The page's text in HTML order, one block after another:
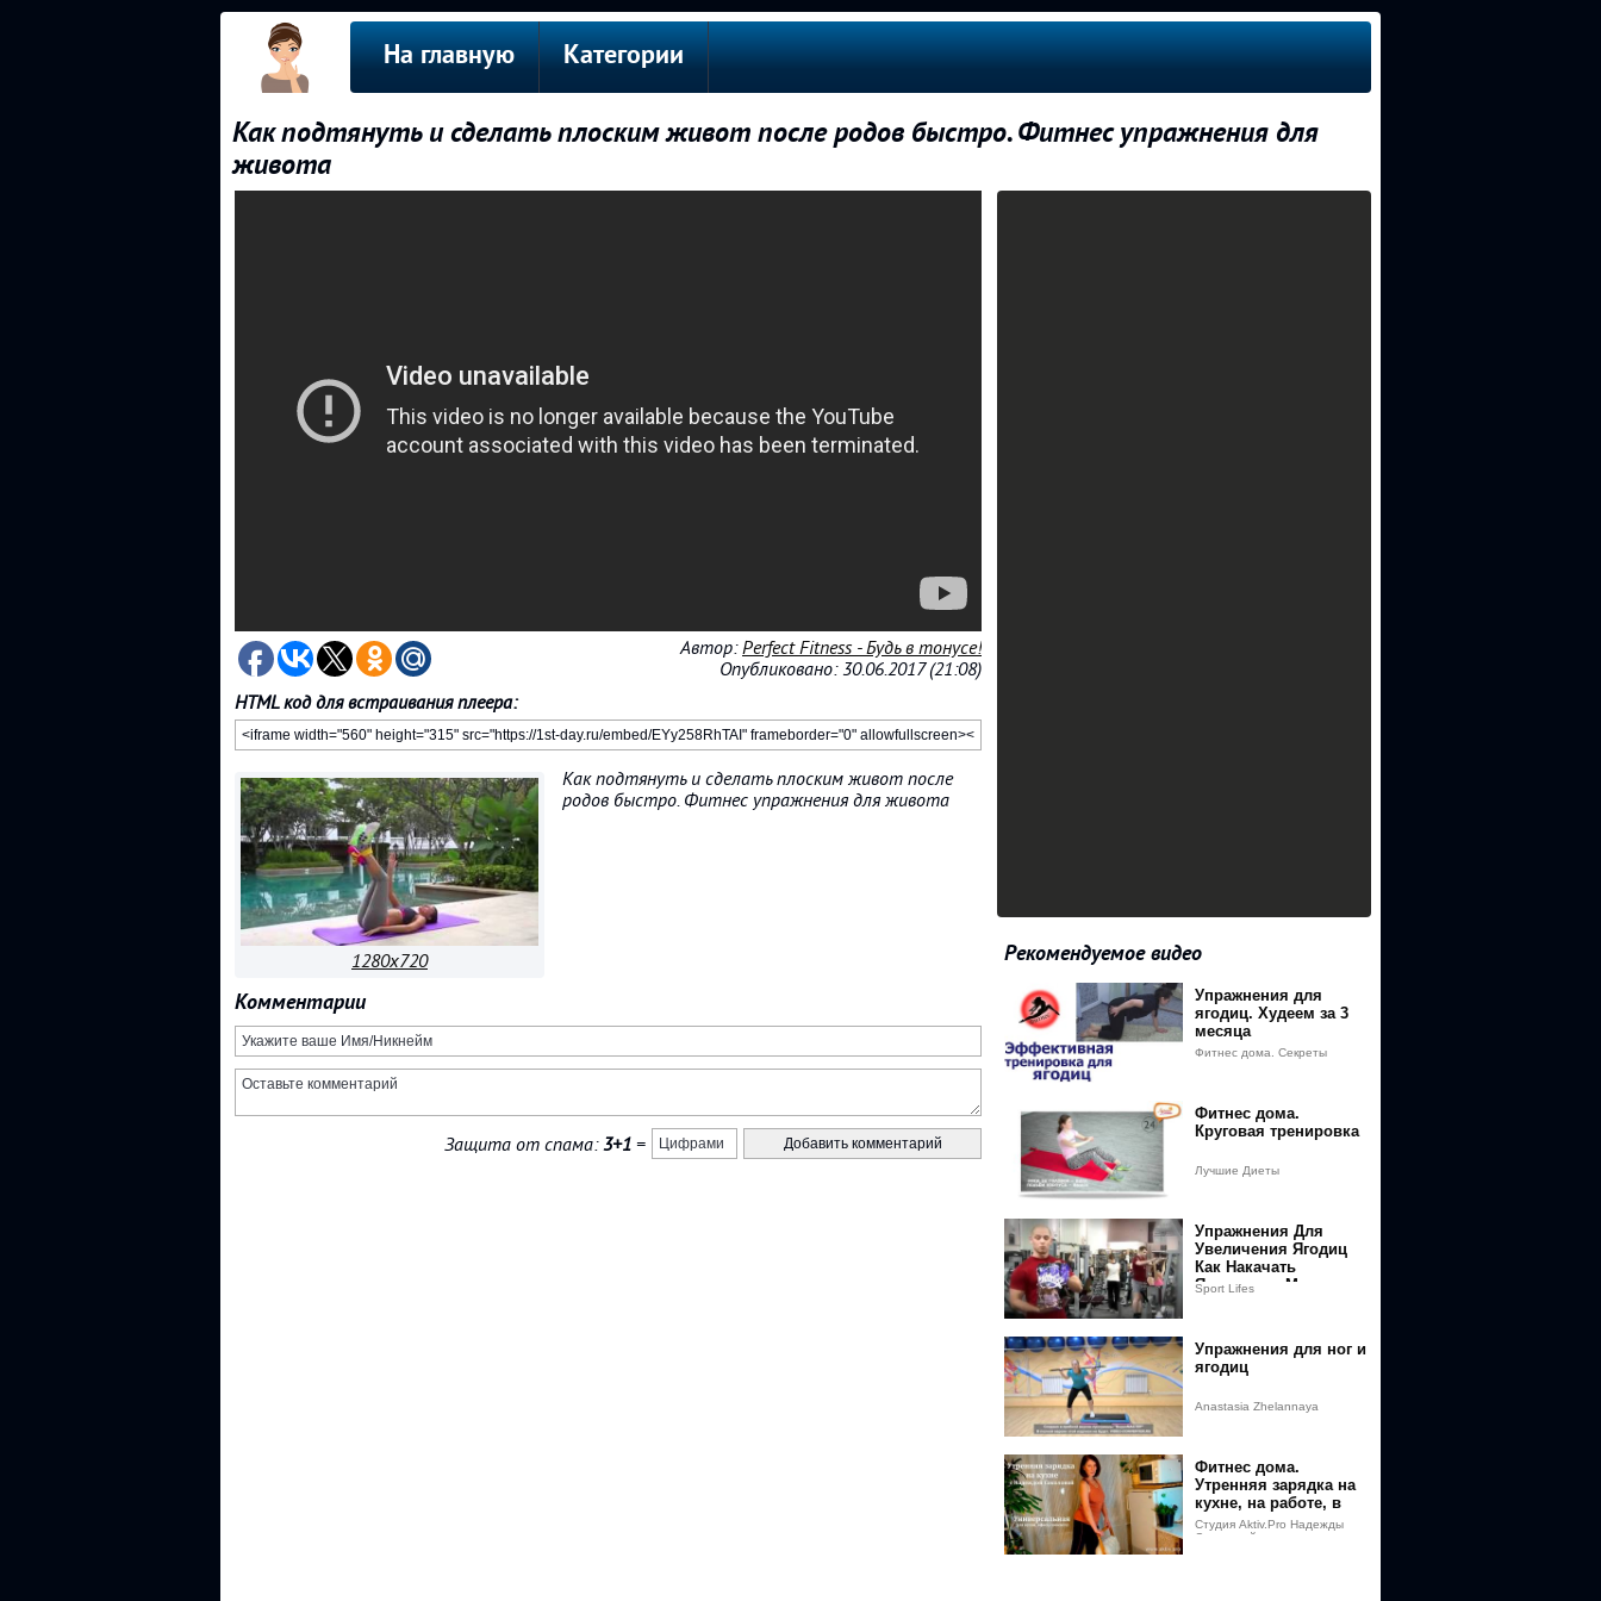
На главную Категории
Как подтянуть и сделать плоским живот после родов быстро. Фитнес упражнения для
живота
Автор:Perfect Fitness - Будь в тонусе!
Опубликовано: 30.06.2017 (21:08)
HTML код для встраивания плеера:
1280x720
Как подтянуть и сделать плоским живот после
родов быстро. Фитнес упражнения для живота
Комментарии
Защита от спама:3+1 =
Рекомендуемое видео
Упражнения для
ягодиц. Худеем за 3
месяца
Фитнес дома. Секреты
Фитнес дома.
Круговая тренировка
Лучшие Диеты
Упражнения Для
Увеличения Ягодиц
Как Накачать
Ягодичные Мышцы
Sport Lifes
Упражнения для ног и
ягодиц
Anastasia Zhelannaya
Фитнес дома.
Утренняя зарядка на
кухне, на работе, в
самолете.
Студия Aktiv.Pro Надежды
Соколовой